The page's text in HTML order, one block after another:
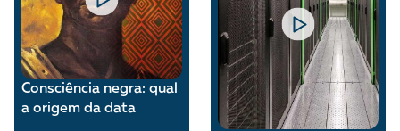
Consciência negra: qual
a origem da data